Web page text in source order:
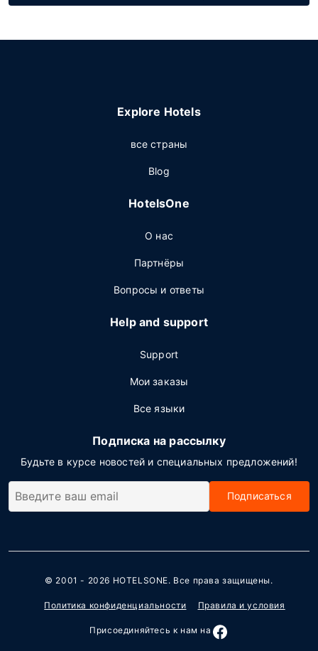
Explore Hotels
все страны
Blog
HotelsOne
О нас
Партнёры
Вопросы и ответы
Help and support
Support
Мои заказы
Все языки
Подписка на рассылку
Будьте в курсе новостей и специальных предложений!
Подписаться
© 2001 - 2026 HOTELSONE. Все права защищены.
Политика конфиденциальности Правила и условия
Присоединяйтесь к нам на